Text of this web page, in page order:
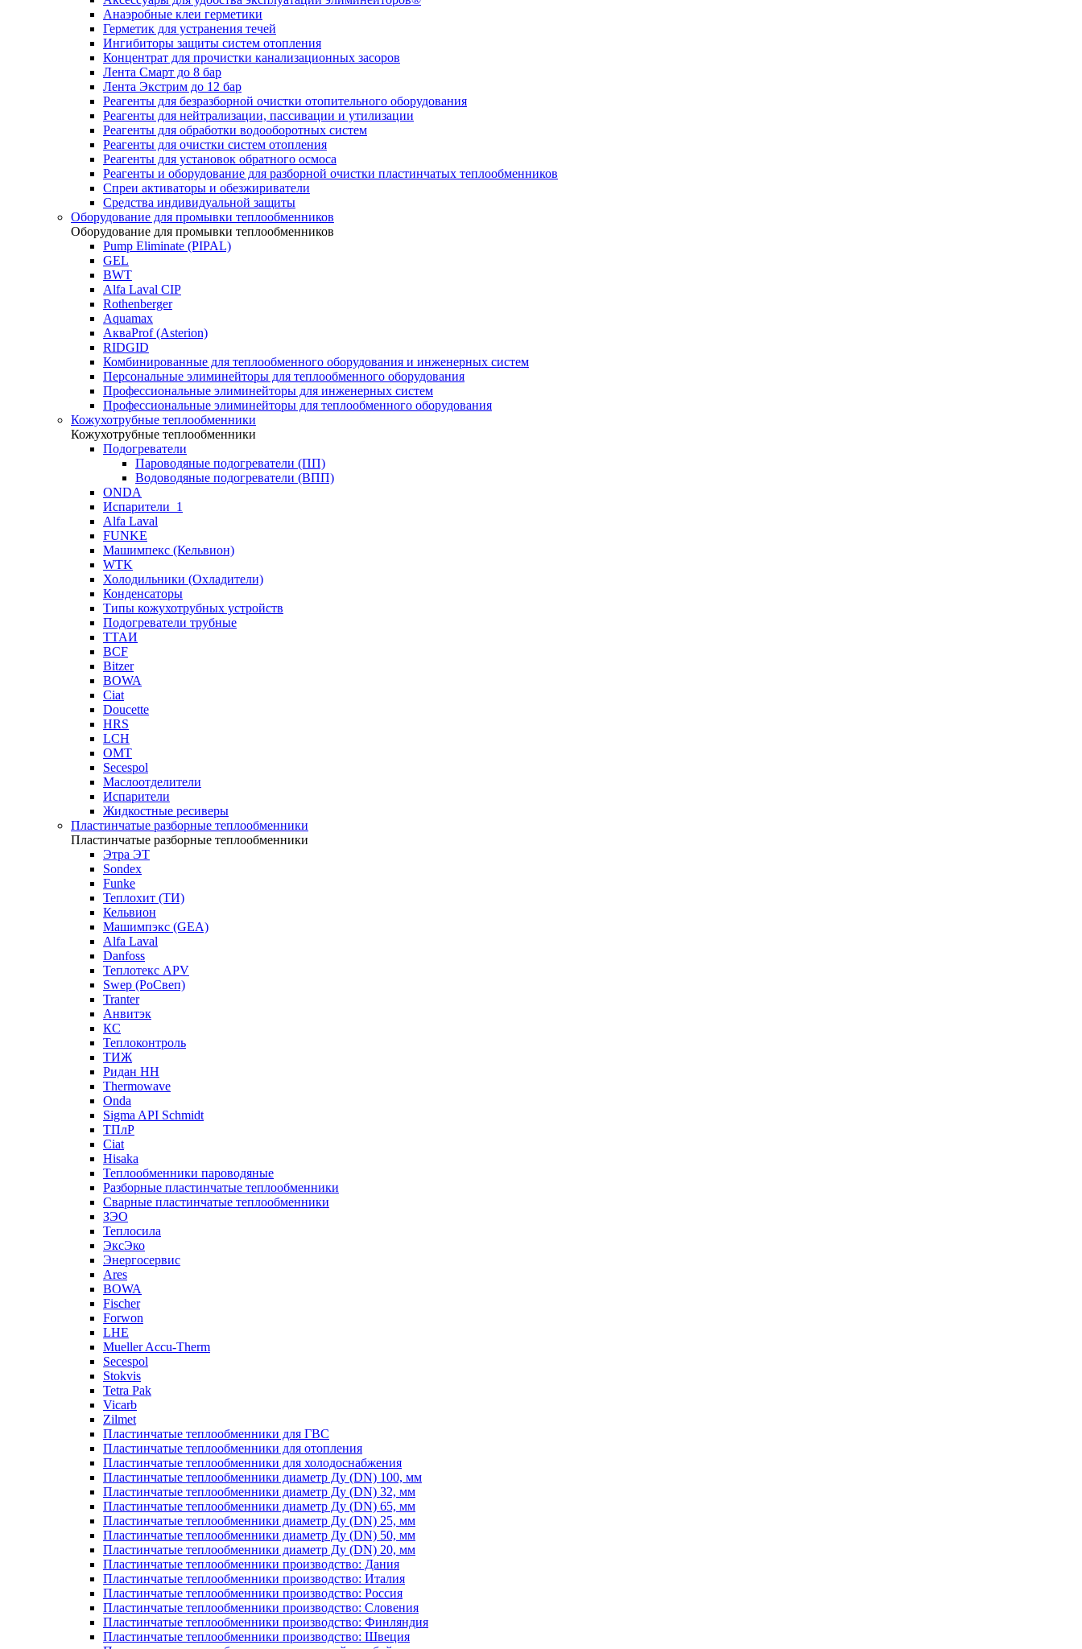
Анаэробные клеи герметики
Герметик для устранения течей
Ингибиторы защиты систем отопления
Концентрат для прочистки канализационных засоров
Лента Смарт до 8 бар
Лента Экстрим до 12 бар
Реагенты для безразборной очистки отопительного оборудования
Реагенты для нейтрализации, пассивации и утилизации
Реагенты для обработки водооборотных систем
Реагенты для очистки систем отопления
Реагенты для установок обратного осмоса
Реагенты и оборудование для разборной очистки пластинчатых теплообменников
Спреи активаторы и обезжириватели
Средства индивидуальной защиты
Оборудование для промывки теплообменников
Оборудование для промывки теплообменников
Pump Eliminate (PIPAL)
GEL
BWT
Alfa Laval CIP
Rothenberger
Aquamax
АкваProf (Asterion)
RIDGID
Комбинированные для теплообменного оборудования и инженерных систем
Персональные элиминейторы для теплообменного оборудования
Профессиональные элиминейторы для инженерных систем
Профессиональные элиминейторы для теплообменного оборудования
Кожухотрубные теплообменники
Кожухотрубные теплообменники
Подогреватели
Пароводяные подогреватели (ПП)
Водоводяные подогреватели (ВПП)
ONDA
Испарители_1
Alfa Laval
FUNKE
Машимпекс (Кельвион)
WTK
Холодильники (Охладители)
Конденсаторы
Типы кожухотрубных устройств
Подогреватели трубные
ТТАИ
BCF
Bitzer
BOWA
Ciat
Doucette
HRS
LCH
OMT
Secespol
Маслоотделители
Испарители
Жидкостные ресиверы
Пластинчатые разборные теплообменники
Пластинчатые разборные теплообменники
Этра ЭТ
Sondex
Funke
Теплохит (ТИ)
Кельвион
Машимпэкс (GEA)
Alfa Laval
Danfoss
Теплотекс APV
Swep (РоСвеп)
Tranter
Анвитэк
КС
Теплоконтроль
ТИЖ
Ридан НН
Thermowave
Onda
Sigma API Schmidt
ТПлР
Ciat
Hisaka
Теплообменники пароводяные
Разборные пластинчатые теплообменники
Сварные пластинчатые теплообменники
ЗЭО
Теплосила
ЭксЭко
Энергосервис
Ares
BOWA
Fischer
Forwon
LHE
Mueller Accu-Therm
Secespol
Stokvis
Tetra Pak
Vicarb
Zilmet
Пластинчатые теплообменники для ГВС
Пластинчатые теплообменники для отопления
Пластинчатые теплообменники для холодоснабжения
Пластинчатые теплообменники диаметр Ду (DN) 100, мм
Пластинчатые теплообменники диаметр Ду (DN) 32, мм
Пластинчатые теплообменники диаметр Ду (DN) 65, мм
Пластинчатые теплообменники диаметр Ду (DN) 25, мм
Пластинчатые теплообменники диаметр Ду (DN) 50, мм
Пластинчатые теплообменники диаметр Ду (DN) 20, мм
Пластинчатые теплообменники производство: Дания
Пластинчатые теплообменники производство: Италия
Пластинчатые теплообменники производство: Россия
Пластинчатые теплообменники производство: Словения
Пластинчатые теплообменники производство: Финляндия
Пластинчатые теплообменники производство: Швеция